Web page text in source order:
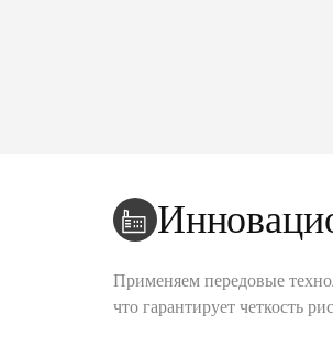
Применяем передовые
что гарантирует четкость